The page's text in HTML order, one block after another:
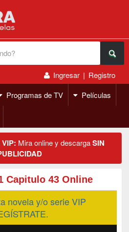
Ingresar | Registro
Programas de TV Películas
Mira online y descargaSIN
Capitulo 43 Online
novela y/o serie VIP